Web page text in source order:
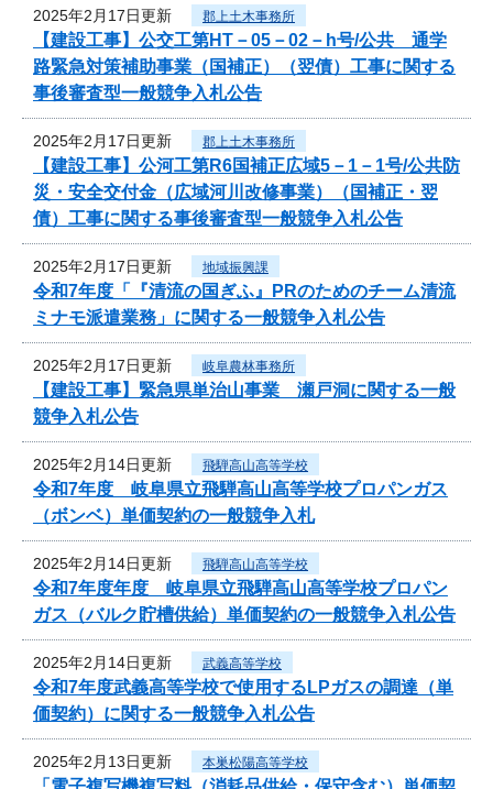
2025年2月17日更新 郡上土木事務所
【建設工事】公交工第HT－05－02－h号/公共 通学
路緊急対策補助事業（国補正）（翌債）工事に関する
事後審査型一般競争入札公告
2025年2月17日更新 郡上土木事務所
【建設工事】公河工第R6国補正広域5－1－1号/公共防
災・安全交付金（広域河川改修事業）（国補正・翌
債）工事に関する事後審査型一般競争入札公告
2025年2月17日更新 地域振興課
令和7年度「『清流の国ぎふ』PRのためのチーム清流
ミナモ派遣業務」に関する一般競争入札公告
2025年2月17日更新 岐阜農林事務所
【建設工事】緊急県単治山事業 瀬戸洞に関する一般
競争入札公告
2025年2月14日更新 飛騨高山高等学校
令和7年度 岐阜県立飛騨高山高等学校プロパンガス
（ボンベ）単価契約の一般競争入札
2025年2月14日更新 飛騨高山高等学校
令和7年度年度 岐阜県立飛騨高山高等学校プロパン
ガス（バルク貯槽供給）単価契約の一般競争入札公告
2025年2月14日更新 武義高等学校
令和7年度武義高等学校で使用するLPガスの調達（単
価契約）に関する一般競争入札公告
2025年2月13日更新 本巣松陽高等学校